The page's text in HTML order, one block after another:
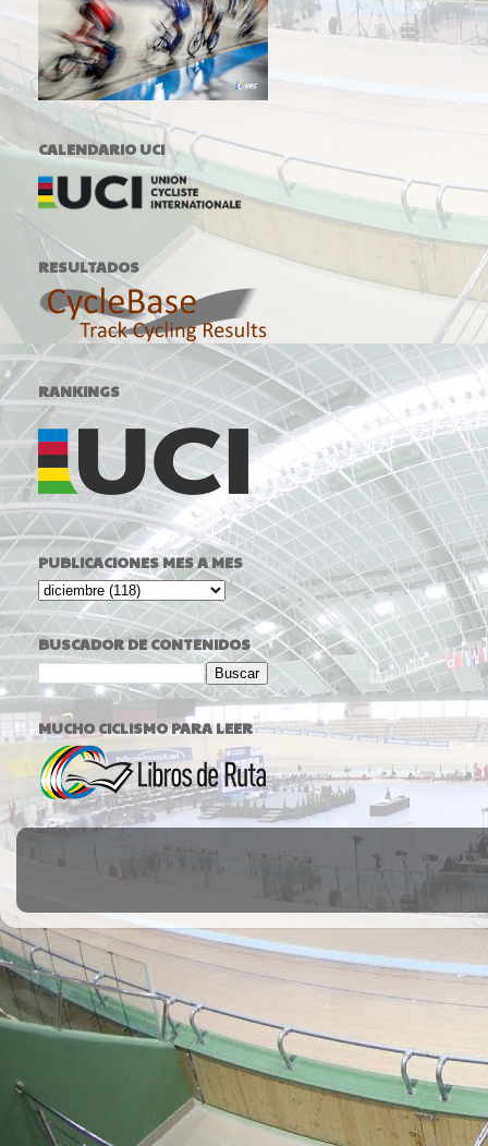
CALENDARIO UCI
RESULTADOS
RANKINGS
PUBLICACIONES MES A MES
BUSCADOR DE CONTENIDOS
MUCHO CICLISMO PARA LEER